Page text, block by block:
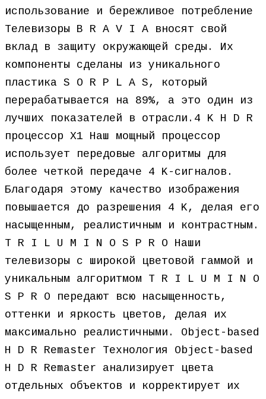
использование и бережливое потребление
Телевизоры B R A V I A вносят свой
вклад в защиту окружающей среды. Их
компоненты сделаны из уникального
пластика S O R P L A S, который
перерабатывается на 89%, а это один из
лучших показателей в отрасли.4 K H D R
процессор X1 Наш мощный процессор
использует передовые алгоритмы для
более четкой передаче 4 K-сигналов.
Благодаря этому качество изображения
повышается до разрешения 4 K, делая его
насыщенным, реалистичным и контрастным.
T R I L U M I N O S P R O Наши
телевизоры с широкой цветовой гаммой и
уникальным алгоритмом T R I L U M I N O
S P R O передают всю насыщенность,
оттенки и яркость цветов, делая их
максимально реалистичными. Object-based
H D R Remaster Технология Object-based
H D R Remaster анализирует цвета
отдельных объектов и корректирует их